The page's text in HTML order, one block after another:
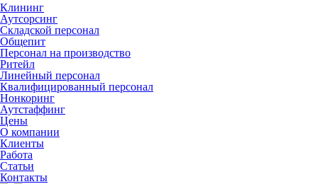
Клининг
Аутсорсинг
Складской персонал
Общепит
Персонал на производство
Ритейл
Линейный персонал
Квалифицированный персонал
Нонкоринг
Аутстаффинг
Цены
О компании
Клиенты
Работа
Статьи
Контакты